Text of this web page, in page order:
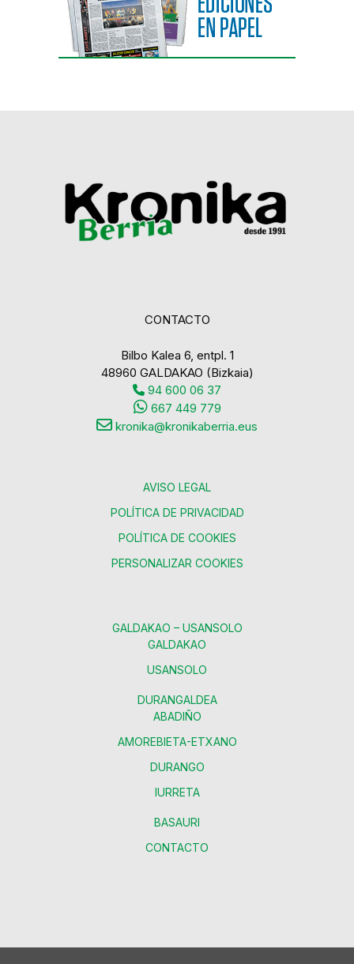
CONTACTO
Bilbo Kalea 6, entpl. 1
48960 GALDAKAO (Bizkaia)
94 600 06 37
667 449 779
kronika@kronikaberria.eus
AVISO LEGAL
POLÍTICA DE PRIVACIDAD
POLÍTICA DE COOKIES
PERSONALIZAR COOKIES
GALDAKAO – USANSOLO
GALDAKAO
USANSOLO
DURANGALDEA
ABADIÑO
AMOREBIETA-ETXANO
DURANGO
IURRETA
BASAURI
CONTACTO